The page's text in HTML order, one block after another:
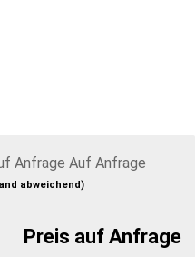
Auf Anfrage
abweichend)
Preis auf Anfrage